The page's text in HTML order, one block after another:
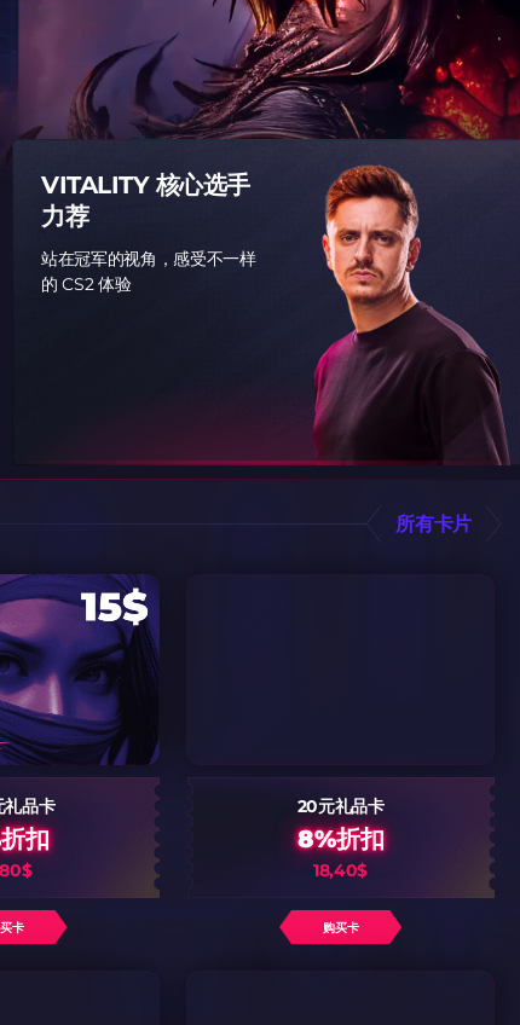
VITALITY 核心选手
力荐
站在冠军的视角，感受不一样
的 CS2 体验
所有卡片
礼品卡
扣
卡
20元礼品卡
8%折扣
18,40$
购买卡